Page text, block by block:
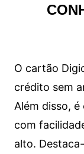
O cartão
crédito sem
Além disso,
com
alto.